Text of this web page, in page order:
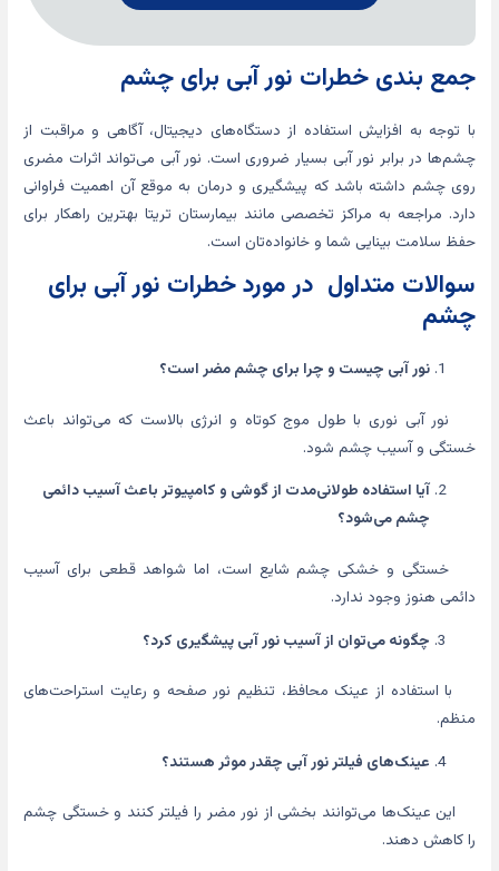
جمع بندی خطرات نور آبی برای چشم
با توجه به افزایش استفاده از دستگاه‌های دیجیتال، آگاهی و مراقبت از
چشم‌ها در برابر نور آبی بسیار ضروری است. نور آبی می‌تواند اثرات مضری
روی چشم داشته باشد که پیشگیری و درمان به موقع آن اهمیت فراوانی
دارد. مراجعه به مراکز تخصصی مانند بیمارستان تریتا بهترین راهکار برای
حفظ سلامت بینایی شما و خانواده‌تان است.
سوالات متداول در مورد خطرات نور آبی برای
چشم
نور آبی چیست و چرا برای چشم مضر است؟
نور آبی نوری با طول موج کوتاه و انرژی بالاست که می‌تواند باعث
خستگی و آسیب چشم شود.
آیا استفاده طولانی‌مدت از گوشی و کامپیوتر باعث آسیب دائمی
چشم می‌شود؟
خستگی و خشکی چشم شایع است، اما شواهد قطعی برای آسیب
دائمی هنوز وجود ندارد.
چگونه می‌توان از آسیب نور آبی پیشگیری کرد؟
با استفاده از عینک محافظ، تنظیم نور صفحه و رعایت استراحت‌های
منظم.
عینک‌های فیلتر نور آبی چقدر موثر هستند؟
این عینک‌ها می‌توانند بخشی از نور مضر را فیلتر کنند و خستگی چشم
را کاهش دهند.